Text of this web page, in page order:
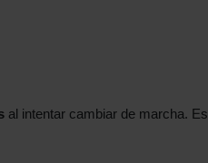
al intentar cambiar de marcha.